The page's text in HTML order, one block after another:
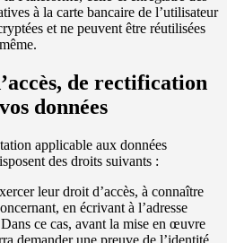
à la carte bancaire de l’utilisateur
et ne peuvent être réutilisées
de rectification
données
applicable aux données
des droits suivants :
leur droit d’accès, à connaître
en écrivant à l’adresse
ce cas, avant la mise en œuvre
demander une preuve de l’identité